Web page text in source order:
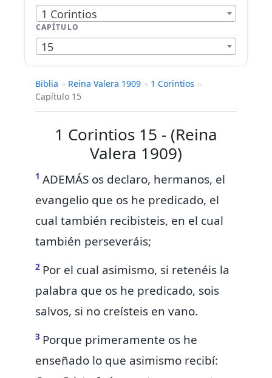
1 Corintios
CAPÍTULO
15
Biblia » Reina Valera 1909 » 1 Corintios »
Capítulo 15
1 Corintios 15 - (Reina
Valera 1909)
1 ADEMÁS os declaro, hermanos, el
evangelio que os he predicado, el
cual también recibisteis, en el cual
también perseveráis;
2 Por el cual asimismo, si retenéis la
palabra que os he predicado, sois
salvos, si no creísteis en vano.
3 Porque primeramente os he
enseñado lo que asimismo recibí: